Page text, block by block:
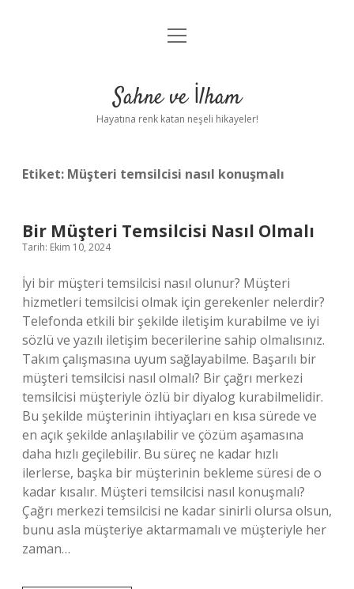
Anasayfa
Yasal Uyarı
menüyü
Sahne ve İlham
Hayatına renk katan neşeli hikayeler!
Etiket: Müşteri temsilcisi nasıl konuşmalı
Bir Müşteri Temsilcisi Nasıl Olmalı
Tarih: Ekim 10, 2024
İyi bir müşteri temsilcisi nasıl olunur? Müşteri
hizmetleri temsilcisi olmak için gerekenler nelerdir?
Telefonda etkili bir şekilde iletişim kurabilme ve iyi
sözlü ve yazılı iletişim becerilerine sahip olmalısınız.
Takım çalışmasına uyum sağlayabilme. Başarılı bir
müşteri temsilcisi nasıl olmalı? Bir çağrı merkezi
temsilcisi müşteriyle özlü bir diyalog kurabilmelidir.
Bu şekilde müşterinin ihtiyaçları en kısa sürede ve
en açık şekilde anlaşılabilir ve çözüm aşamasına
daha hızlı geçilebilir. Bu süreç ne kadar hızlı
ilerlerse, başka bir müşterinin bekleme süresi de o
kadar kısalır. Müşteri temsilcisi nasıl konuşmalı?
Çağrı merkezi temsilcisi ne kadar sinirli olursa olsun,
bunu asla müşteriye aktarmamalı ve müşteriyle her
zaman…